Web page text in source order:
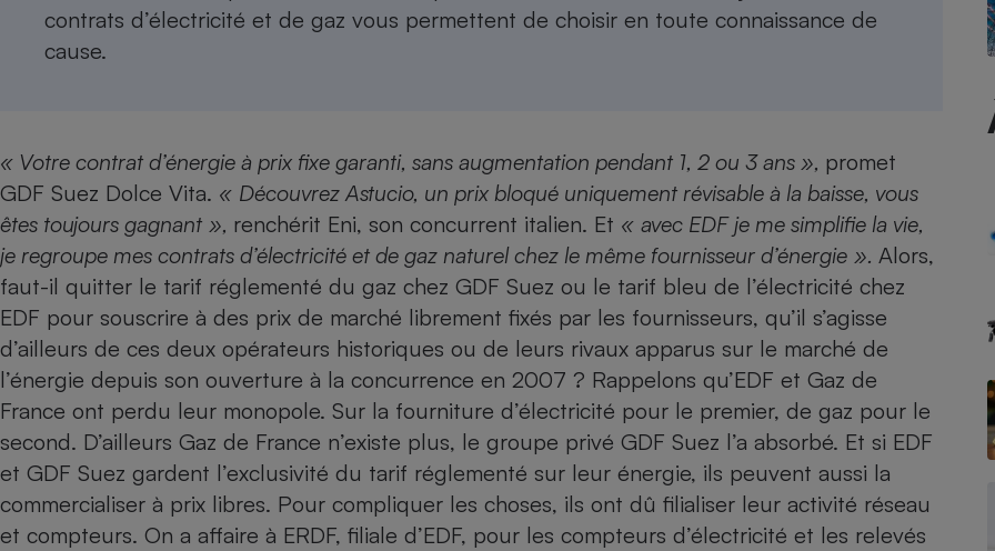
contrats d’électricité et de gaz vous permettent de choisir en toute connaissance de
cause.
« Votre contrat d’énergie à prix fixe garanti, sans augmentation pendant 1, 2 ou 3 ans », promet
GDF Suez Dolce Vita. « Découvrez Astucio, un prix bloqué uniquement révisable à la baisse, vous
êtes toujours gagnant », renchérit Eni, son concurrent italien. Et « avec EDF je me simplifie la vie,
je regroupe mes contrats d’électricité et de gaz naturel chez le même fournisseur d’énergie ». Alors,
faut-il quitter le tarif réglementé du gaz chez GDF Suez ou le tarif bleu de l’électricité chez
EDF pour souscrire à des prix de marché librement fixés par les fournisseurs, qu’il s’agisse
d’ailleurs de ces deux opérateurs historiques ou de leurs rivaux apparus sur le marché de
l’énergie depuis son ouverture à la concurrence en 2007 ? Rappelons qu’EDF et Gaz de
France ont perdu leur monopole. Sur la fourniture d’électricité pour le premier, de gaz pour le
second. D’ailleurs Gaz de France n’existe plus, le groupe privé GDF Suez l’a absorbé. Et si EDF
et GDF Suez gardent l’exclusivité du tarif réglementé sur leur énergie, ils peuvent aussi la
commercialiser à prix libres. Pour compliquer les choses, ils ont dû filialiser leur activité réseau
et compteurs. On a affaire à ERDF, filiale d’EDF, pour les compteurs d’électricité et les relevés
Champagne - Comment choisir une
bouteille de champagne
Assurance emprunteur Assurance vie
Banque en ligne
Lave-linge Lave-vaisselle
Internet
Téléviseur Ordinateur portable
Matelas Poêle à granulés
Radiateur électrique Électricité - Gaz
Mutuelle Aide auditive
Antimoustique Crème solaire